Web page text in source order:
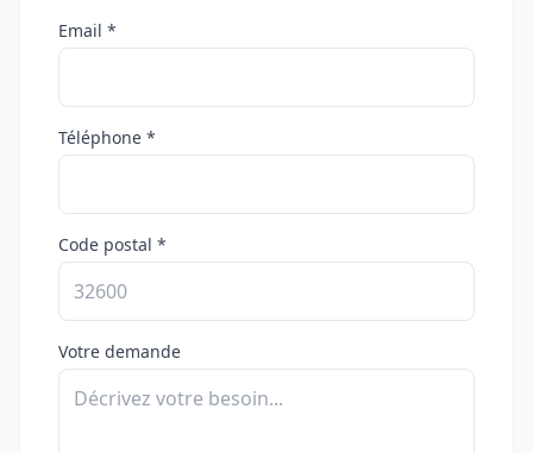
Email *
Téléphone *
Code postal *
Votre demande